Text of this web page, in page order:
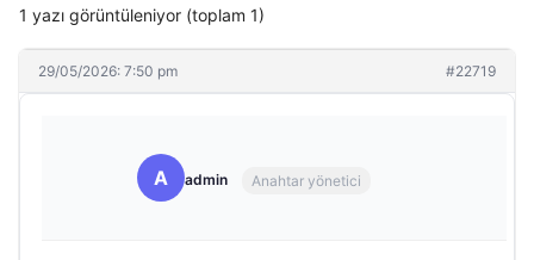
1 yazı görüntüleniyor (toplam 1)
29/05/2026: 7:50 pm #22719
A admin Anahtar yönetici